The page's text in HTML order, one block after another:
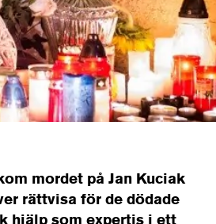
mordet på Jan Kuciak
rättvisa för de dödade
hjälp som expertis i ett